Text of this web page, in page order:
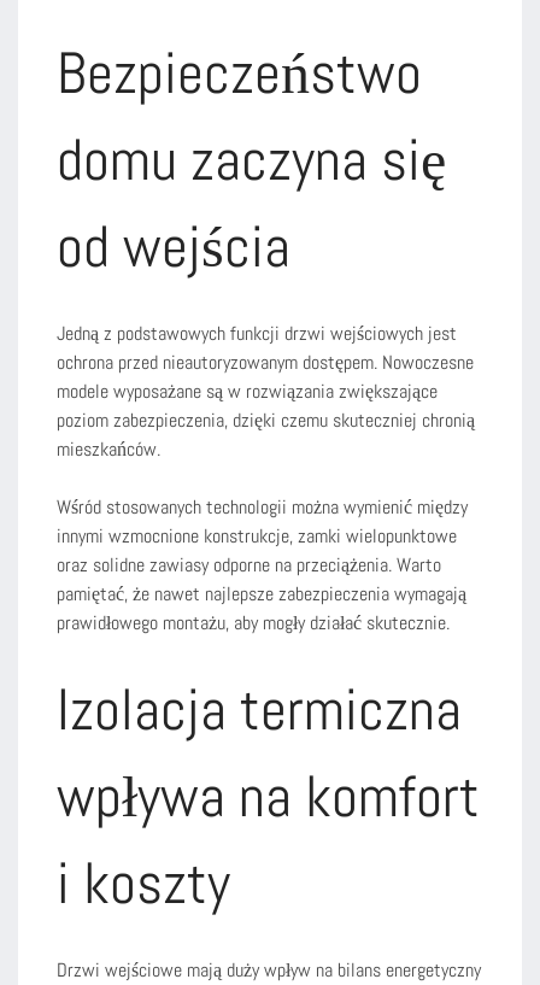
Bezpieczeństwo
domu zaczyna się
od wejścia
Jedną z podstawowych funkcji drzwi wejściowych jest
ochrona przed nieautoryzowanym dostępem. Nowoczesne
modele wyposażane są w rozwiązania zwiększające
poziom zabezpieczenia, dzięki czemu skuteczniej chronią
mieszkańców.
Wśród stosowanych technologii można wymienić między
innymi wzmocnione konstrukcje, zamki wielopunktowe
oraz solidne zawiasy odporne na przeciążenia. Warto
pamiętać, że nawet najlepsze zabezpieczenia wymagają
prawidłowego montażu, aby mogły działać skutecznie.
Izolacja termiczna
wpływa na komfort
i koszty
Drzwi wejściowe mają duży wpływ na bilans energetyczny